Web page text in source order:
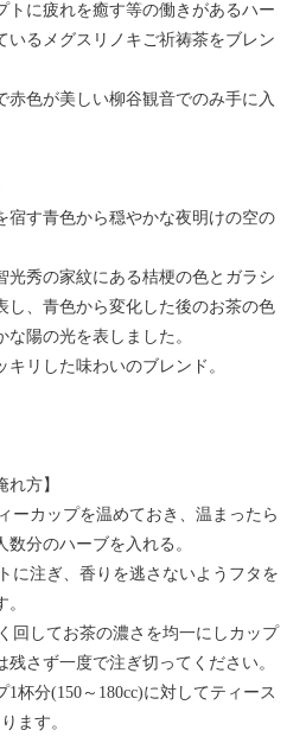
トに疲れを癒す等の働きがあるハー
いるメグスリノキご祈祷茶をブレン
赤色が美しい柳谷観音でのみ手に入
宿す青色から穏やかな夜明けの空の
光秀の家紋にある桔梗の色とガラシ
し、青色から変化した後のお茶の色
陽の光を表しました。
リした味わいのブレンド。
れ方】
ーカップを温めておき、温まったら
分のハーブを入れる。
に注ぎ、香りを逃さないようフタを
回してお茶の濃さを均一にしカップ
さず一度で注ぎ切ってください。
杯分(150～180cc)に対してティース
ます。